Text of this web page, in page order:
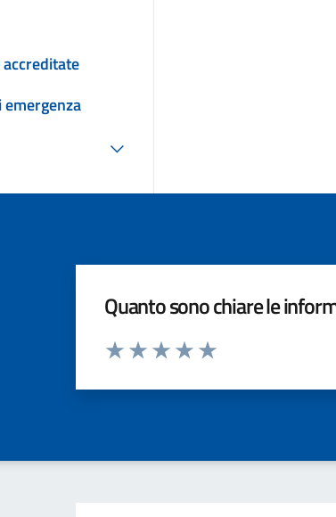
Quanto sono chiare le
Valuta da 1 a 5 stelle la pagina